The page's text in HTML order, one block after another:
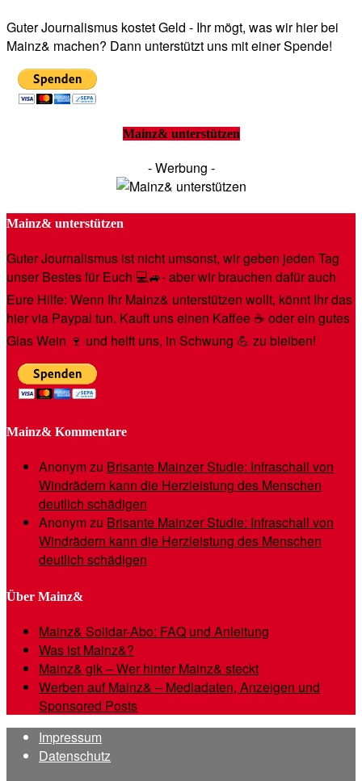
Guter Journalismus kostet Geld - Ihr mögt, was wir hier bei
Mainz& machen? Dann unterstützt uns mit einer Spende!
Mainz& unterstützen
- Werbung -
Mainz& unterstützen
Guter Journalismus ist nicht umsonst, wir geben jeden Tag
unser Bestes für Euch 💻🚙- aber wir brauchen dafür auch
Eure Hilfe: Wenn Ihr Mainz& unterstützen wollt, könnt Ihr das
hier via Paypal tun. Kauft uns einen Kaffee ☕️ oder ein gutes
Glas Wein 🍷 und helft uns, in Schwung 💪 zu bleiben!
Mainz& Kommentare
Anonymzu Brisante Mainzer Studie: Infraschall von
Windrädern kann die Herzleistung des Menschen
deutlich schädigen
Anonymzu Brisante Mainzer Studie: Infraschall von
Windrädern kann die Herzleistung des Menschen
deutlich schädigen
Über Mainz&
Mainz& Solidar-Abo: FAQ und Anleitung
Was ist Mainz&?
Mainz& gik – Wer hinter Mainz& steckt
Werben auf Mainz& – Mediadaten, Anzeigen und
Sponsored Posts
Impressum
Datenschutz